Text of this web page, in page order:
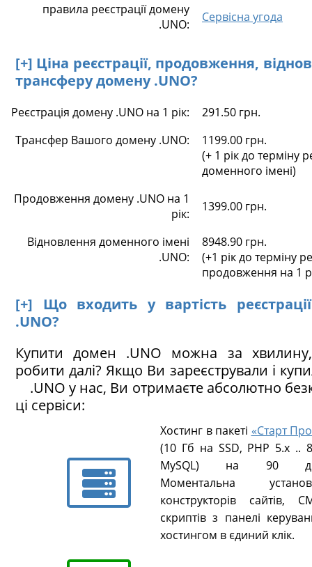
правила реєстрації домену
.UNO:
Сервісна угода
[+] Ціна реєстрації, продовження,
трансферу домену .UNO?
Реєстрація домену .UNO на 1 рік:
291.50 грн.
Трансфер Вашого домену .UNO:
1199.00 грн.
(+ 1 рік до терміну
доменного імені)
Продовження домену .UNO на 1
рік:
1399.00 грн.
Відновлення доменного імені
.UNO:
8948.90 грн.
(+1 рік до терміну
продовження на 1
[+] Що входить у вартість
.UNO?
Купити домен .UNO можна за
робити далі? Якщо Ви зареєстрували і
.UNO у нас, Ви отримаєте абсолютно
ці сервіси:
Хостинг в пакеті «Старт
(10 Гб на SSD, PHP 5.х ..
MySQL) на 90
Моментальна
конструкторів сайтів,
скриптів з панелі
хостингом в єдиний клік.